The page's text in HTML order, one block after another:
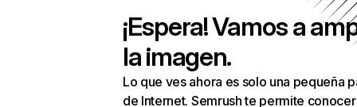
¡Espera! Vamos a
la imagen.
Lo que ves ahora es solo una pequeña
de Internet. Semrush te permite